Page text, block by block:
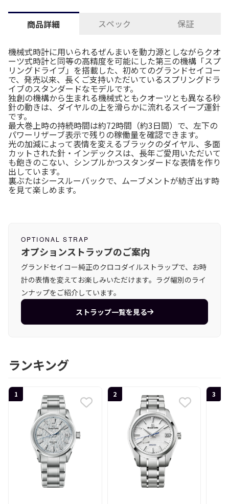
商品詳細 スペック 保証
機械式時計に用いられるぜんまいを動力源としながらクオ
ーツ式時計と同等の高精度を可能にした第三の機構「スプ
リングドライブ」を搭載した、初めてのグランドセイコー
で、発売以来、長くご支持いただいているスプリングドラ
イブのスタンダードなモデルです。
独創の機構から生まれる機械式ともクオーツとも異なる秒
針の動きは、ダイヤルの上を滑らかに流れるスイープ運針
です。
最大巻上時の持続時間は約72時間（約3日間）で、左下の
パワーリザーブ表示で残りの稼働量を確認できます。
光の加減によって表情を変えるブラックのダイヤル、多面
カットされた針・インデックスは、長年ご愛用いただいて
も飽きのこない、シンプルかつスタンダードな表情を作り
出しています。
裏ぶたはシースルーバックで、ムーブメントが紡ぎ出す時
を見て楽しめます。
OPTIONAL STRAP
オプションストラップのご案内
グランドセイコー純正のクロコダイルストラップで、お時
計の表情を変えてお楽しみいただけます。ラグ幅別のライ
ンナップをご紹介しています。
ストラップ一覧を見る
ランキング
1 2 3